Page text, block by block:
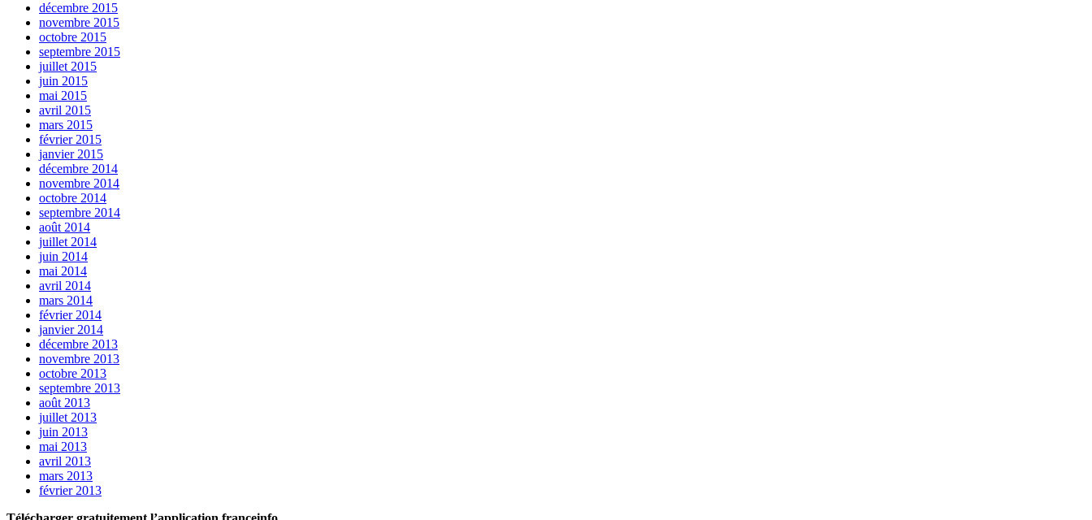
décembre 2015
novembre 2015
octobre 2015
septembre 2015
juillet 2015
juin 2015
mai 2015
avril 2015
mars 2015
février 2015
janvier 2015
décembre 2014
novembre 2014
octobre 2014
septembre 2014
août 2014
juillet 2014
juin 2014
mai 2014
avril 2014
mars 2014
février 2014
janvier 2014
décembre 2013
novembre 2013
octobre 2013
septembre 2013
août 2013
juillet 2013
juin 2013
mai 2013
avril 2013
mars 2013
février 2013